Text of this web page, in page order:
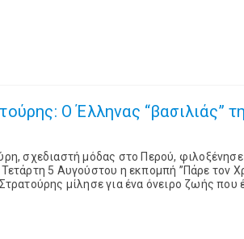
Ο Έλληνας “βασιλιάς” της υψηλής
σχεδιαστή μόδας στο Περού,
5 Αυγούστου η εκπομπή ”Πάρε τον